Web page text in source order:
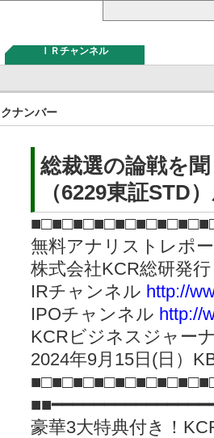
ＩＲチャンネル
クナンバー
総裁選の論戦を
（6229東証STD
無料アナリストレポ
株式会社
IRチャンネル http://
IPOチャンネル http://
KCRビジネスジャー
2024年9月15日(日）
豪華3大特典付き！